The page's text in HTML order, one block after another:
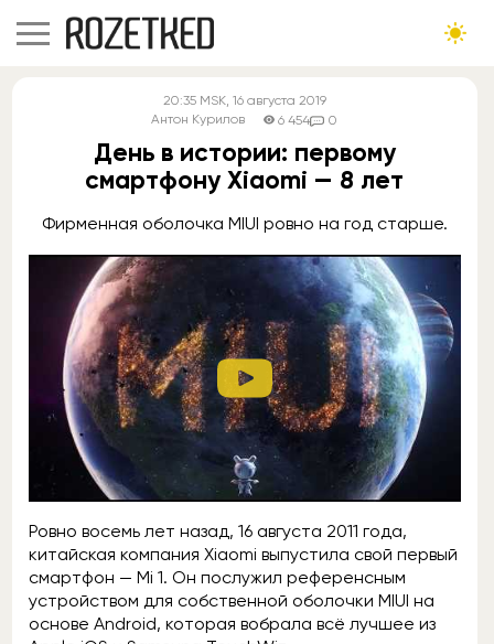
20:35 MSK, 16 августа 2019
Антон Курилов
6 454 0
День в истории: первому
смартфону Xiaomi — 8 лет
Фирменная оболочка MIUI ровно на год старше.
Ровно восемь лет назад, 16 августа 2011 года,
китайская компания Xiaomi выпустила свой первый
смартфон — Mi 1. Он послужил референсным
устройством для собственной оболочки MIUI на
основе Android, которая вобрала всё лучшее из